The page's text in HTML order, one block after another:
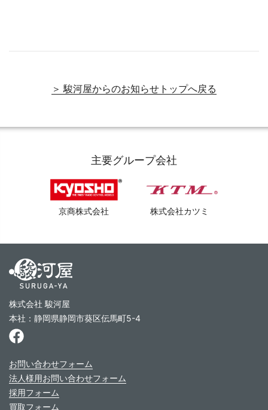
＞ 駿河屋からのお知らせトップへ戻る
主要グループ会社
京商株式会社 株式会社カツミ
株式会社 駿河屋
本社：静岡県静岡市葵区伝馬町5-4
お問い合わせフォーム
法人様用お問い合わせフォーム
採用フォーム
買取フォーム